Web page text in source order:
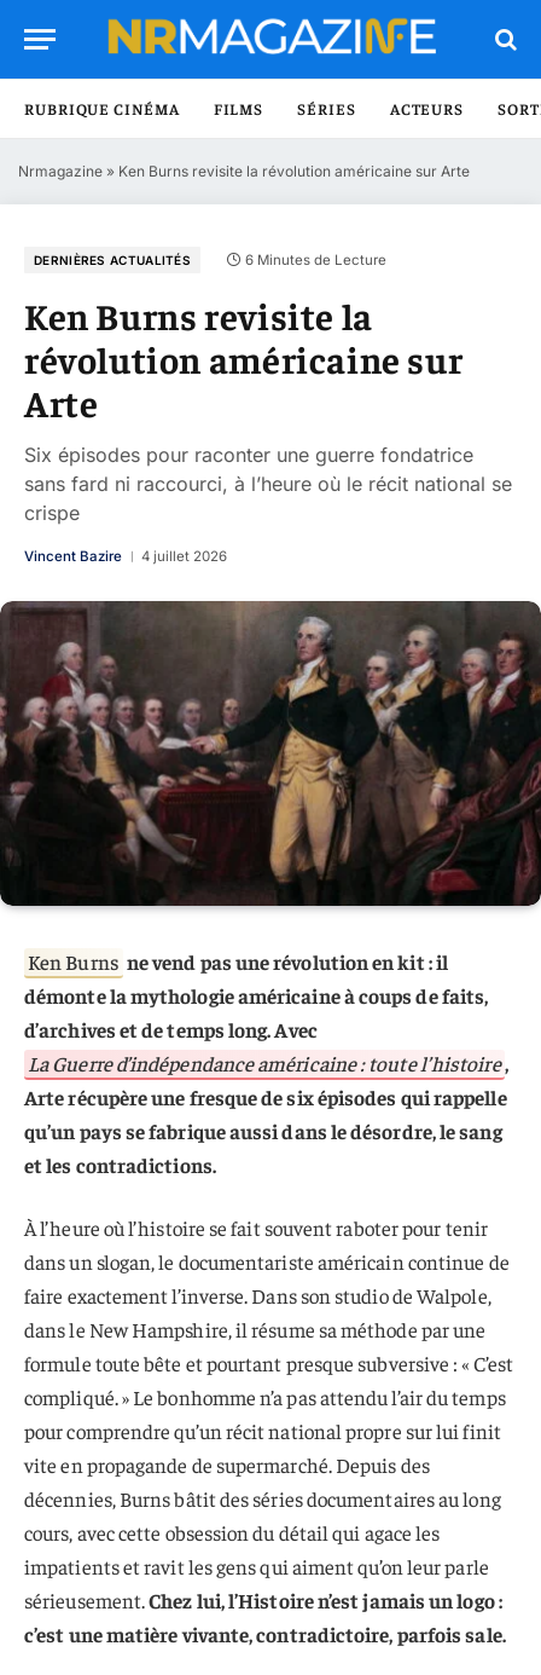
RUBRIQUE CINÉMA FILMS SÉRIES ACTEURS
Nrmagazine » Ken Burns revisite la révolution américaine sur Arte
DERNIÈRES ACTUALITÉS 6 Minutes de Lecture
Ken Burns revisite la
révolution américaine sur
Arte
Six épisodes pour raconter une guerre fondatrice
sans fard ni raccourci, à l’heure où le récit national se
crispe
Vincent Bazire 4 juillet 2026
Ken Burns ne vend pas une révolution en kit : il
démonte la mythologie américaine à coups de faits,
d’archives et de temps long. Avec
La Guerre d’indépendance américaine : toute l’histoire,
Arte récupère une fresque de six épisodes qui rappelle
qu’un pays se fabrique aussi dans le désordre, le sang
et les contradictions.
À l’heure où l’histoire se fait souvent raboter pour tenir
dans un slogan, le documentariste américain continue de
faire exactement l’inverse. Dans son studio de Walpole,
dans le New Hampshire, il résume sa méthode par une
formule toute bête et pourtant presque subversive : « C’est
compliqué. » Le bonhomme n’a pas attendu l’air du temps
pour comprendre qu’un récit national propre sur lui finit
vite en propagande de supermarché. Depuis des
décennies, Burns bâtit des séries documentaires au long
cours, avec cette obsession du détail qui agace les
impatients et ravit les gens qui aiment qu’on leur parle
sérieusement.Chez lui, l’Histoire n’est jamais un logo :
c’est une matière vivante, contradictoire, parfois sale.